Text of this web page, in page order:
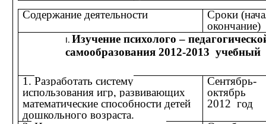
Содержание деятельности
Сроки
окончание)
Изучение психолого –
самообразования 2012-2013 учебный
1. Разработать систему
использования игр, развивающих
математические способности детей
дошкольного возраста.
Сентябрь-
октябрь
2012 год